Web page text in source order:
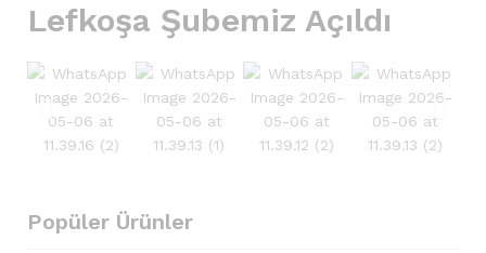
Lefkoşa Şubemiz Açıldı
Popüler Ürünler